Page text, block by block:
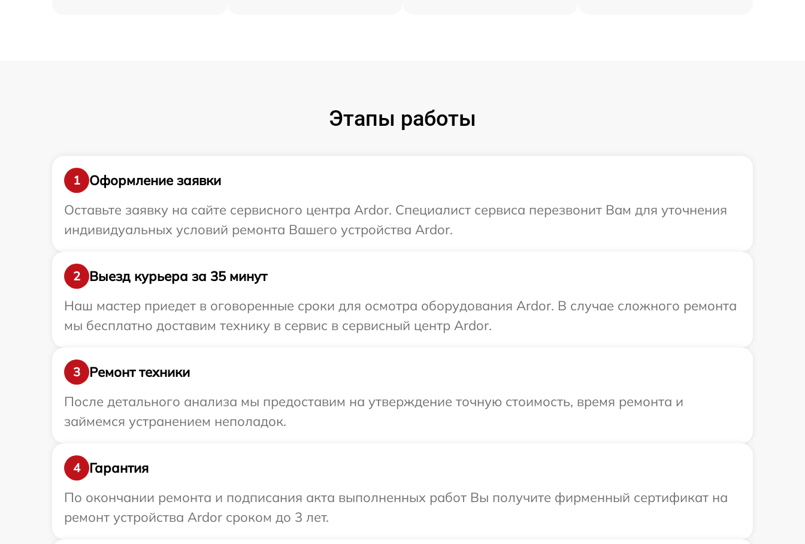
Этапы работы
1
Оформление заявки
Оставьте заявку на сайте сервисного центра Ardor. Специалист сервиса перезвонит Вам для уточнения
индивидуальных условий ремонта Вашего устройства Ardor.
2
Выезд курьера за 35 минут
Наш мастер приедет в оговоренные сроки для осмотра оборудования Ardor. В случае сложного ремонта
мы бесплатно доставим технику в сервис в сервисный центр Ardor.
3
Ремонт техники
После детального анализа мы предоставим на утверждение точную стоимость, время ремонта и
займемся устранением неполадок.
4
Гарантия
По окончании ремонта и подписания акта выполненных работ Вы получите фирменный сертификат на
ремонт устройства Ardor сроком до 3 лет.